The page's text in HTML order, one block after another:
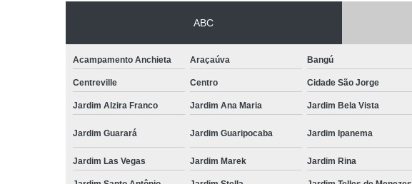
ABC
Acampamento Anchieta Araçaúva Bangú
Centreville Centro Cidade São Jorge
Jardim Alzira Franco Jardim Ana Maria Jardim Bela Vista
Jardim Guarará Jardim Guaripocaba Jardim Ipanema
Jardim Las Vegas Jardim Marek Jardim Rina